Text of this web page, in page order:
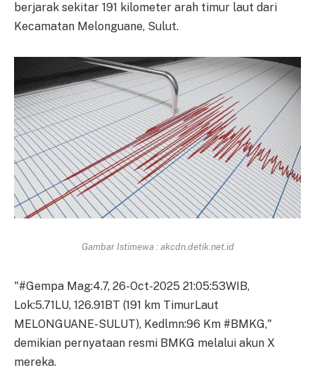
berjarak sekitar 191 kilometer arah timur laut dari
Kecamatan Melonguane, Sulut.
Gambar Istimewa : akcdn.detik.net.id
"#Gempa Mag:4.7, 26-Oct-2025 21:05:53WIB,
Lok:5.71LU, 126.91BT (191 km TimurLaut
MELONGUANE-SULUT), Kedlmn:96 Km #BMKG,"
demikian pernyataan resmi BMKG melalui akun X
mereka.